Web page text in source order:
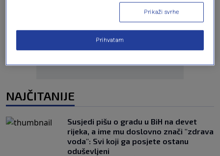
NAJČITANIJE
Susjedi pišu o gradu u BiH na devet
rijeka, a ime mu doslovno znači "zdrava
voda": Svi koji ga posjete ostanu
oduševljeni
Prikaži svrhe
Prihvatam